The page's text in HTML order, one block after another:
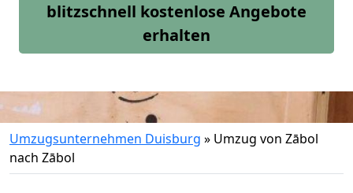
blitzschnell kostenlose Angebote
erhalten
Umzugsunternehmen Duisburg » Umzug von Zābol
nach Zābol